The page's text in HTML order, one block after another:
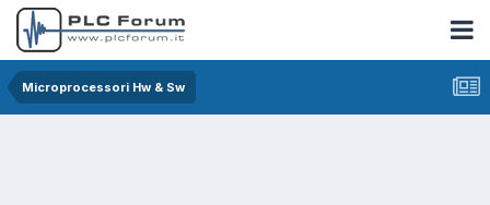
Microprocessori Hw & Sw